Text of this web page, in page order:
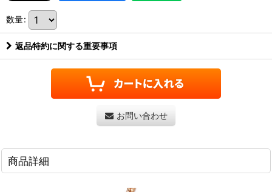
数量:
返品特約に関する重要事項
お問い合わせ
商品詳細